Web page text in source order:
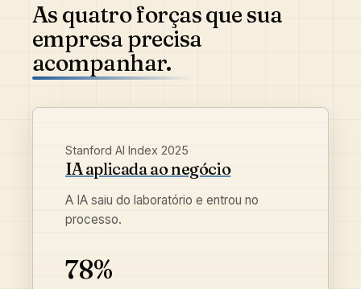
As quatro forças que sua
empresa precisa
acompanhar.
Stanford AI Index 2025
IA aplicada ao negócio
A IA saiu do laboratório e entrou no
processo.
78%